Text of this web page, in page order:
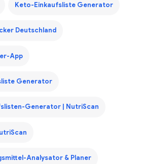
Keto-Einkaufsliste Generator
Deutschland
App
Generator
Generator | NutriScan
Analysator & Planer